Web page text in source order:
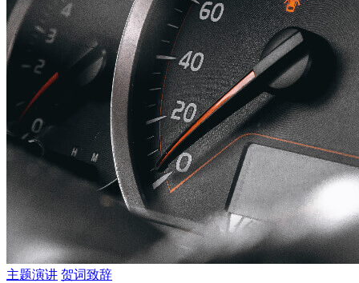
主题演讲 贺词致辞